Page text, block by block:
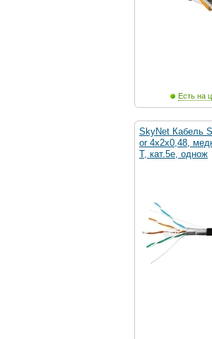
Есть на
SkyNet Кабель
or 4x2x0,48,
T, кат.5e, однож